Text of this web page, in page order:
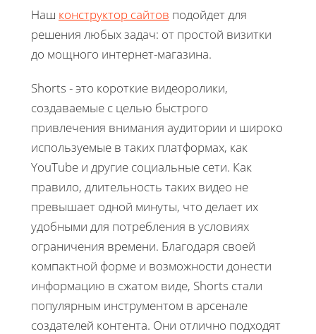
Наш конструктор сайтов подойдет для
решения любых задач: от простой визитки
до мощного интернет-магазина.
Shorts - это короткие видеоролики,
создаваемые с целью быстрого
привлечения внимания аудитории и широко
используемые в таких платформах, как
YouTube и другие социальные сети. Как
правило, длительность таких видео не
превышает одной минуты, что делает их
удобными для потребления в условиях
ограничения времени. Благодаря своей
компактной форме и возможности донести
информацию в сжатом виде, Shorts стали
популярным инструментом в арсенале
создателей контента. Они отлично подходят